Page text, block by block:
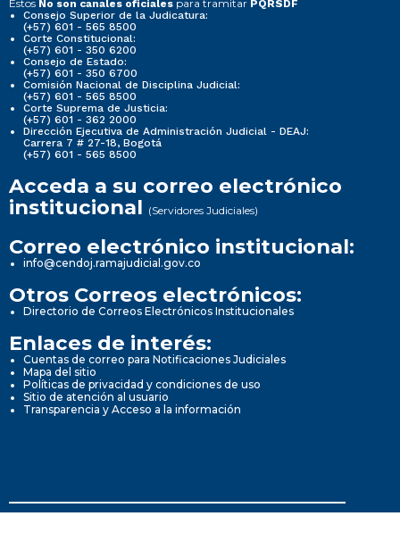
Estos No son canales oficiales para tramitar PQRSDF
Consejo Superior de la Judicatura:
(+57) 601 - 565 8500
Corte Constitucional:
(+57) 601 - 350 6200
Consejo de Estado:
(+57) 601 - 350 6700
Comisión Nacional de Disciplina Judicial:
(+57) 601 - 565 8500
Corte Suprema de Justicia:
(+57) 601 - 362 2000
Dirección Ejecutiva de Administración Judicial - DEAJ:
Carrera 7 # 27-18, Bogotá
(+57) 601 - 565 8500
Acceda a su correo electrónico
institucional (Servidores Judiciales)
Correo electrónico institucional:
info@cendoj.ramajudicial.gov.co
Otros Correos electrónicos:
Directorio de Correos Electrónicos Institucionales
Enlaces de interés:
Cuentas de correo para Notificaciones Judiciales
Mapa del sitio
Políticas de privacidad y condiciones de uso
Sitio de atención al usuario
Transparencia y Acceso a la información